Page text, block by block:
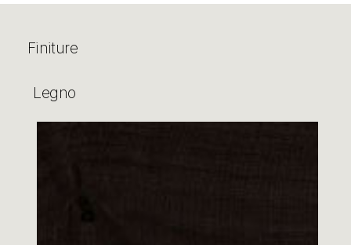
Finiture
Legno